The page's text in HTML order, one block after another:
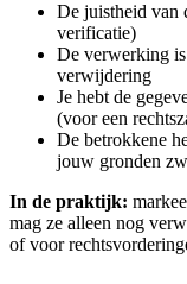
De juistheid van
verificatie)
De verwerking
verwijdering
Je hebt de
(voor een
De betrokkene
jouw gronden
In de praktijk:
mag ze alleen nog
of voor